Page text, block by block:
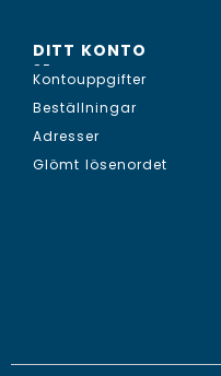
DITT KONTO
SE...
Kontouppgifter
Beställningar
Adresser
Glömt lösenordet